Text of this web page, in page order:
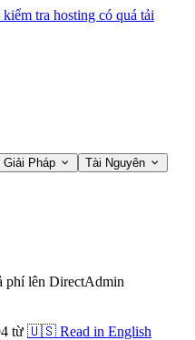
tra hosting có quá tải
Giải Pháp Tài Nguyên
phí lên DirectAdmin
từ 🇺🇸 Read in English